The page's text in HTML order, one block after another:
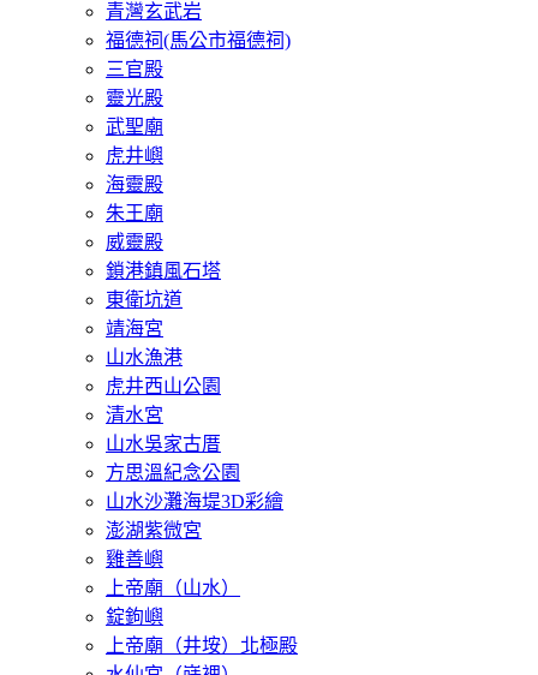
青灣玄武岩
福德祠(馬公市福德祠)
三官殿
靈光殿
武聖廟
虎井嶼
海靈殿
朱王廟
威靈殿
鎖港鎮風石塔
東衛坑道
靖海宮
山水漁港
虎井西山公園
清水宮
山水吳家古厝
方思溫紀念公園
山水沙灘海堤3D彩繪
澎湖紫微宮
雞善嶼
上帝廟（山水）
錠鉤嶼
上帝廟（井垵）北極殿